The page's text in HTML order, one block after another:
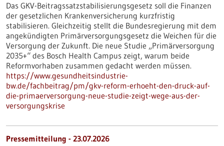
Das GKV-Beitragssatzstabilisierungsgesetz soll die Finanzen
der gesetzlichen Krankenversicherung kurzfristig
stabilisieren. Gleichzeitig stellt die Bundesregierung mit dem
angekündigten Primärversorgungsgesetz die Weichen für die
Versorgung der Zukunft. Die neue Studie „Primärversorgung
2035+“ des Bosch Health Campus zeigt, warum beide
Reformvorhaben zusammen gedacht werden müssen.
https://www.gesundheitsindustrie-
bw.de/fachbeitrag/pm/gkv-reform-erhoeht-den-druck-auf-
die-primaerversorgung-neue-studie-zeigt-wege-aus-der-
versorgungskrise
Pressemitteilung - 23.07.2026